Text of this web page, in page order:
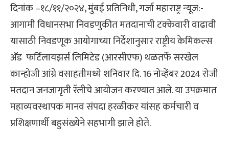
दिनांक –१८/११/२०२४, मुंबई प्रतिनिधी, गर्जा महाराष्ट्र न्यूज:-
आगामी विधानसभा निवडणुकीत मतदानाची टक्केवारी वाढावी
यासाठी निवडणूक आयोगाच्या निर्देशानुसार राष्ट्रीय केमिकल्स
अँड फर्टिलायझर्स लिमिटेड (आरसीएफ) थळतर्फे सरखेल
कान्होजी आंग्रे वसाहतीमध्ये शनिवार दि. 16 नोव्हेंबर 2024 रोजी
मतदान जनजागृती रॅलीचे आयोजन करण्यात आले. या उपक्रमात
महाव्यवस्थापक मानव संपदा हरळीकर यांसह कर्मचारी व
प्रशिक्षणार्थी बहुसंख्येने सहभागी झाले होते.